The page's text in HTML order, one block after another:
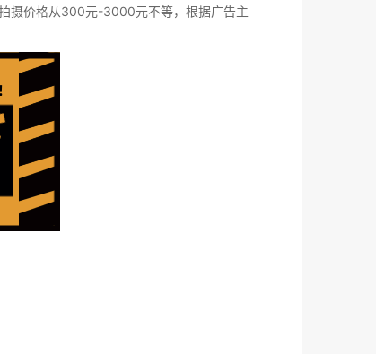
摄价格从300元-3000元不等，根据广告主